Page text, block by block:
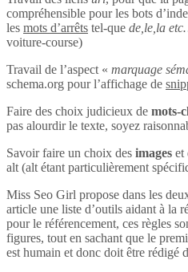
compréhensible pour les bots
les mots d’arrêts tel-que de,le,la
voiture-course)
Travail de l’aspect « marquage
schema.org pour l’affichage de
Faire des choix judicieux de mots-
pas alourdir le texte, soyez
Savoir faire un choix des images et
alt (alt étant particulièrement
Miss Seo Girl propose dans les
article une liste d’outils aidant à la
pour le référencement, ces règles
figures, tout en sachant que le
est humain et donc doit être rédigé